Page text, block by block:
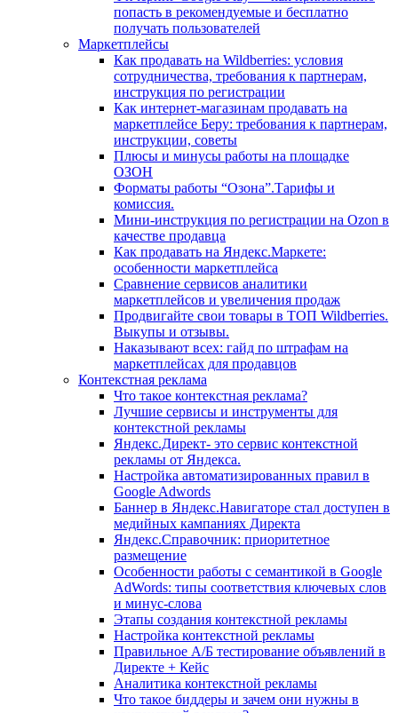
попасть в рекомендуемые и бесплатно
получать пользователей
Маркетплейсы
Как продавать на Wildberries: условия
сотрудничества, требования к партнерам,
инструкция по регистрации
Как интернет-магазинам продавать на
маркетплейсе Беру: требования к партнерам,
инструкции, советы
Плюсы и минусы работы на площадке
ОЗОН
Форматы работы “Озона”.Тарифы и
комиссия.
Мини-инструкция по регистрации на Ozon в
качестве продавца
Как продавать на Яндекс.Маркете:
особенности маркетплейса
Сравнение сервисов аналитики
маркетплейсов и увеличения продаж
Продвигайте свои товары в ТОП Wildberries.
Выкупы и отзывы.
Наказывают всех: гайд по штрафам на
маркетплейсах для продавцов
Контекстная реклама
Что такое контекстная реклама?
Лучшие сервисы и инструменты для
контекстной рекламы
Яндекс.Директ- это сервис контекстной
рекламы от Яндекса.
Настройка автоматизиpованных правил в
Google Adwords
Баннер в Яндекс.Навигаторе стал доступен в
медийных кампаниях Директа
Яндекс.Справочник: приоритетное
размещение
Особенности работы с семантикой в Google
AdWords: типы соответствия ключевых слов
и минус-слова
Этапы создания контекстной рекламы
Настройка контекстной рекламы
Правильное А/Б тестирование объявлений в
Директе + Кейс
Аналитика контекстной рекламы
Что такое биддеры и зачем они нужны в